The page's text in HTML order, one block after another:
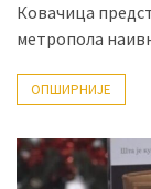
Ковачица
метропола
ОПШИРНИЈЕ